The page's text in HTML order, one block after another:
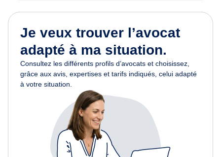
Je veux trouver l’avocat
adapté à ma situation.
Consultez les différents profils d’avocats et choisissez,
grâce aux avis, expertises et tarifs indiqués, celui adapté
à votre situation.